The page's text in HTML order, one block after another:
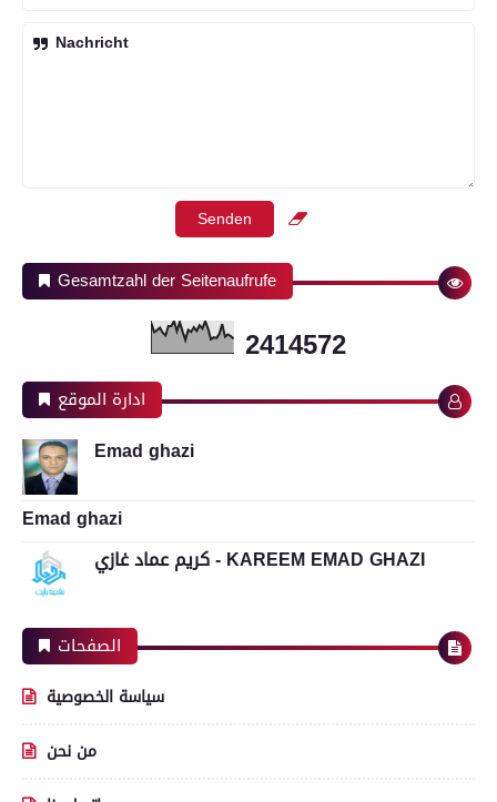
Nachricht
Gesamtzahl der Seitenaufrufe
2414572
ادارة الموقع
Emad ghazi
Emad ghazi
كريم عماد غازي - KAREEM EMAD GHAZI
الصفحات
سياسة الخصوصية
من نحن